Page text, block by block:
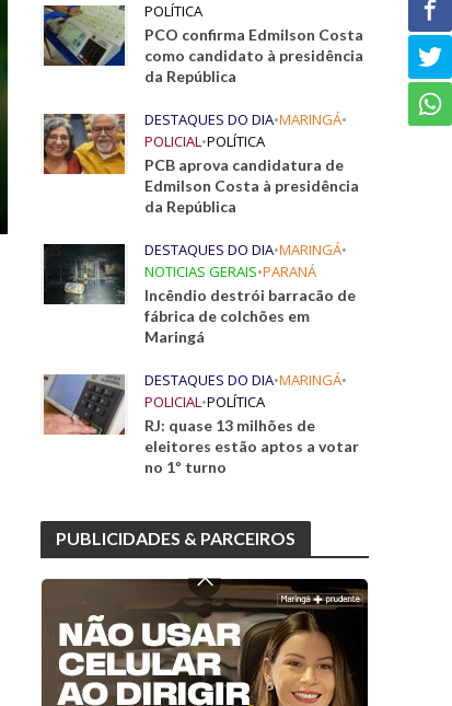
POLÍTICA
PCO confirma Edmilson Costa
como candidato à presidência
da República
DESTAQUES DO DIA•MARINGÁ•
POLICIAL•POLÍTICA
PCB aprova candidatura de
Edmilson Costa à presidência
da República
DESTAQUES DO DIA•MARINGÁ•
NOTICIAS GERAIS•PARANÁ
Incêndio destrói barracão de
fábrica de colchões em
Maringá
DESTAQUES DO DIA•MARINGÁ•
POLICIAL•POLÍTICA
RJ: quase 13 milhões de
eleitores estão aptos a votar
no 1º turno
PUBLICIDADES & PARCEIROS